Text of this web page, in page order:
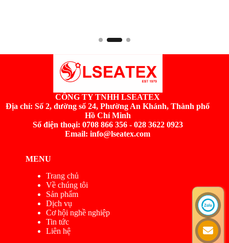
CÔNG TY TNHH LSEATEX
Địa chỉ: Số 2, đường số 24, Phường An Khánh, Thành phố
Hồ Chí Minh
Số điện thoại: 0708 866 356 - 028 3622 0923
Email: info@lseatex.com
MENU
Trang chủ
Về chúng tôi
Sản phẩm
Dịch vụ
Cơ hội nghề nghiệp
Tin tức
Liên hệ